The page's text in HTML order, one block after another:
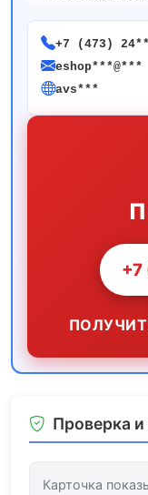
+7 (473)
eshop***@***
avs***
+7
Проверка и
Карточка